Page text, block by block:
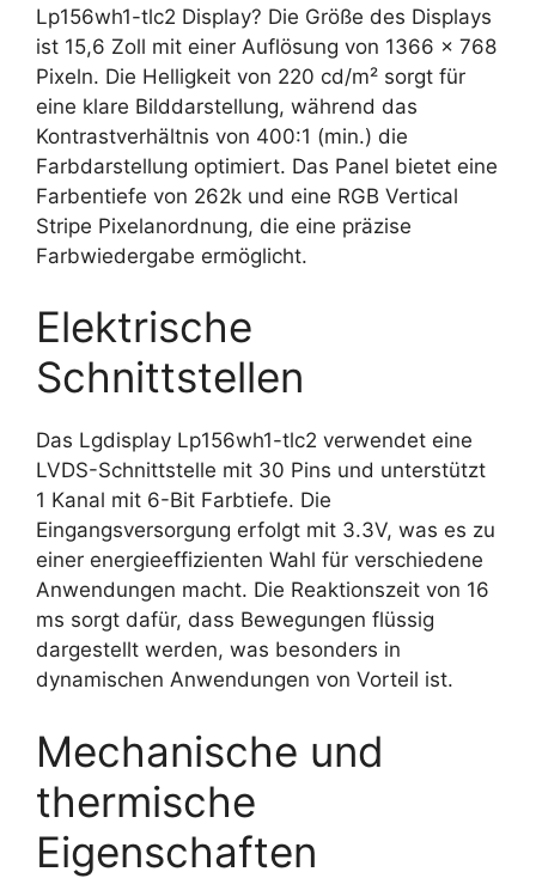
Lp156wh1-tlc2 Display? Die Größe des Displays
ist 15,6 Zoll mit einer Auflösung von 1366 x 768
Pixeln. Die Helligkeit von 220 cd/m² sorgt für
eine klare Bilddarstellung, während das
Kontrastverhältnis von 400:1 (min.) die
Farbdarstellung optimiert. Das Panel bietet eine
Farbentiefe von 262k und eine RGB Vertical
Stripe Pixelanordnung, die eine präzise
Farbwiedergabe ermöglicht.
Elektrische
Schnittstellen
Das Lgdisplay Lp156wh1-tlc2 verwendet eine
LVDS-Schnittstelle mit 30 Pins und unterstützt
1 Kanal mit 6-Bit Farbtiefe. Die
Eingangsversorgung erfolgt mit 3.3V, was es zu
einer energieeffizienten Wahl für verschiedene
Anwendungen macht. Die Reaktionszeit von 16
ms sorgt dafür, dass Bewegungen flüssig
dargestellt werden, was besonders in
dynamischen Anwendungen von Vorteil ist.
Mechanische und
thermische
Eigenschaften